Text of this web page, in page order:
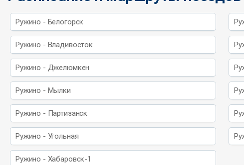
Ружино - Белогорск
Ружино - Владивосток
Ружино - Джелюмкен
Ружино - Мылки
Ружино - Партизанск
Ружино - Угольная
Ружино - Хабаровск-1